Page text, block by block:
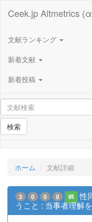
Ceek.jp Altmetrics
文献ランキング
新着文献
新着投稿
検索
ホーム 文献詳細
3 0 0 0 IR
性
うこと : 当事者理解